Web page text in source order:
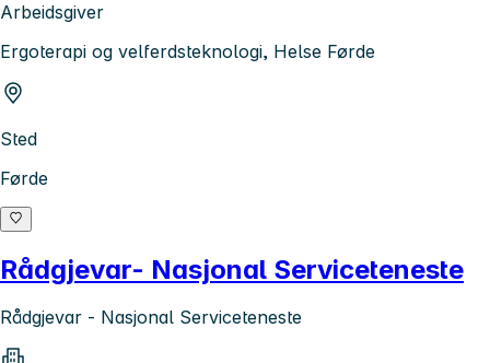
Arbeidsgiver
Ergoterapi og velferdsteknologi, Helse Førde
Sted
Førde
Rådgjevar- Nasjonal Serviceteneste
Rådgjevar - Nasjonal Serviceteneste